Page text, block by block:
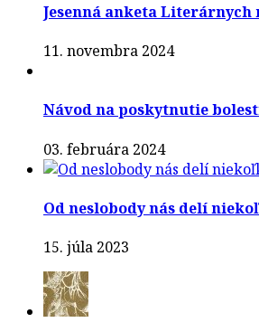
Jesenná anketa Literárnych
11. novembra 2024
Návod na poskytnutie
03. februára 2024
Od neslobody nás delí
15. júla 2023